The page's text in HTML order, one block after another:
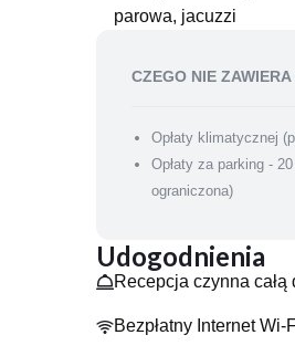
- Jacuzzi
- Sauna sucha
- Sala fitness
- Sala zabaw dla dzieci
Na miejscu działa
parowa, jacuzzi
CZEGO NIE
Opłaty klimatycznej
Opłaty za parking -
ograniczona)
Udogodnienia
Recepcja czynna całą
Bezpłatny Internet Wi-